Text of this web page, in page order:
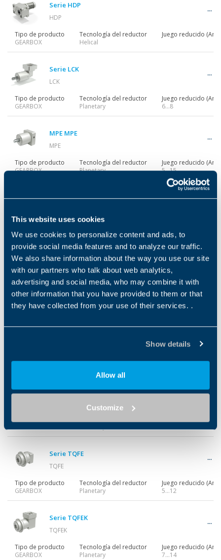
This website uses cookies
We use cookies to personalize content and ads, to
provide social media features and to analyze our traffic.
We also share information about the way you use our site
with our partners who talk about web analytics,
advertising and social media, who may combine it with
other information that you have provided to them or that
they have collected from your use of their services. .
Show details
Allow all
Customize
Serie HDP
HDP
Tipo de producto
GEARBOX
Tecnología del reductor
Helical
Juego reducido (Ang)
Serie LCK
LCK
Tipo de producto
GEARBOX
Tecnología del reductor
Planetary
Juego reducido (Ang)
6…8
MPE MPE
MPE
Tipo de producto
GEARBOX
Tecnología del reductor
Planetary
Juego reducido (Ang)
5...15
Serie MPEK
GEARBOX
Planetary
7...14
Serie TQ
TQ
Tipo de producto
GEARBOX
Tecnología del reductor
Planetary
Juego reducido (Ang)
2…6
Serie TQK
GEARBOX
Planetary
4-7
Serie TQF
Juego reducido (Ang)
Serie TQFE
TQFE
Tipo de producto
GEARBOX
Tecnología del reductor
Planetary
Juego reducido (Ang)
5…12
Serie TQFEK
TQFEK
Tipo de producto
GEARBOX
Tecnología del reductor
Planetary
Juego reducido (Ang)
7…14